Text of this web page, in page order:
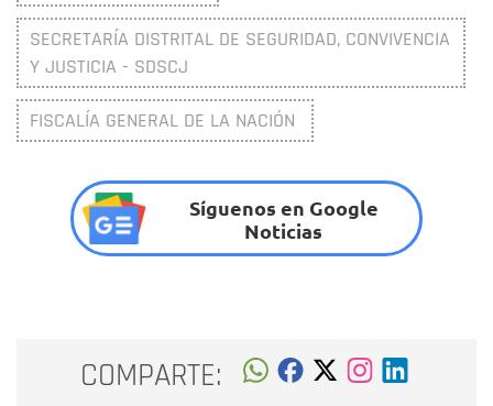
SECRETARÍA DISTRITAL DE SEGURIDAD, CONVIVENCIA
Y JUSTICIA - SDSCJ
FISCALÍA GENERAL DE LA NACIÓN
Síguenos en Google
Noticias
COMPARTE: